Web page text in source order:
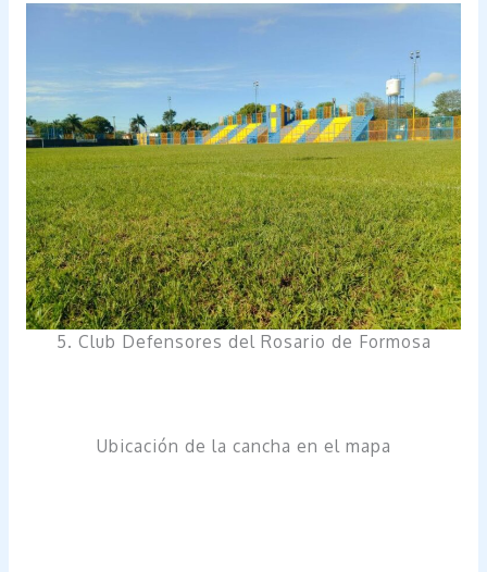
5. Club Defensores del Rosario de Formosa
Ubicación de la cancha en el mapa